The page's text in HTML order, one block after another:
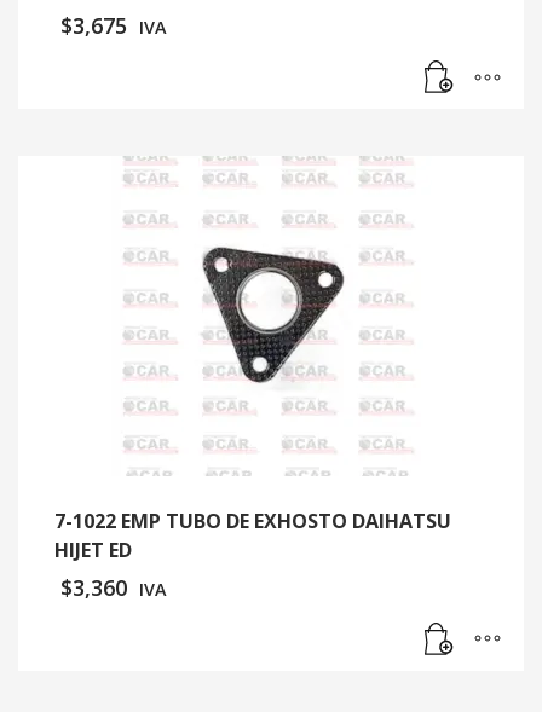
$3,675 IVA
7-1022 EMP TUBO DE EXHOSTO DAIHATSU
HIJET ED
$3,360 IVA